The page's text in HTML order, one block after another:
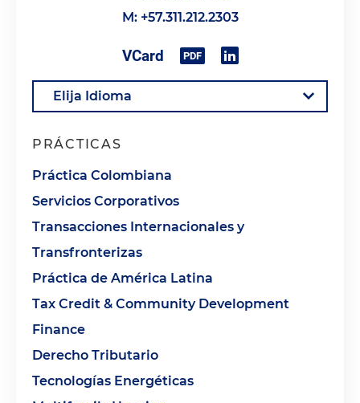
M: +57.311.212.2303
PRÁCTICAS
Práctica Colombiana
Servicios Corporativos
Transacciones Internacionales y
Transfronterizas
Práctica de América Latina
Tax Credit & Community Development
Finance
Derecho Tributario
Tecnologías Energéticas